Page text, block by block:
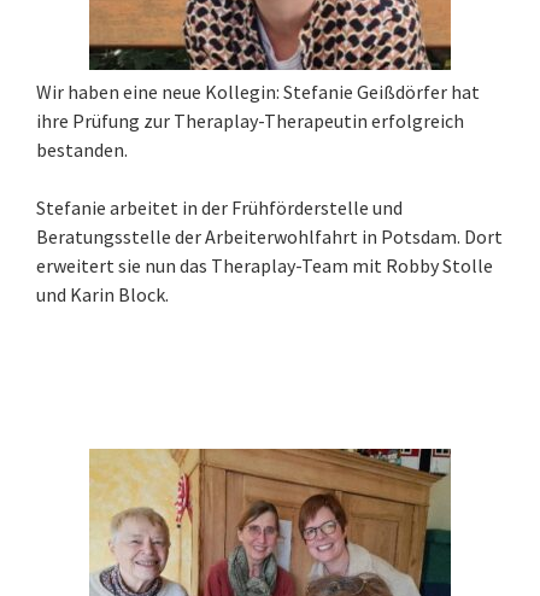
Wir haben eine neue Kollegin: Stefanie Geißdörfer hat
ihre Prüfung zur Theraplay-Therapeutin erfolgreich
bestanden.
Stefanie arbeitet in der Frühförderstelle und
Beratungsstelle der Arbeiterwohlfahrt in Potsdam. Dort
erweitert sie nun das Theraplay-Team mit Robby Stolle
und Karin Block.